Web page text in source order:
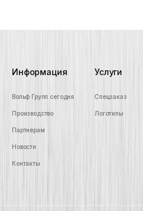
Информация
Вольф Групп сегодня
Производство
Партнерам
Новости
Контакты
Услуги
Спецзаказ
Логотипы